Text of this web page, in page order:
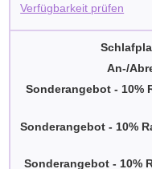
Verfügbarkeit prüfen
An-/
Sonderangebot - 10%
Sonderangebot - 10%
Sonderangebot - 10%